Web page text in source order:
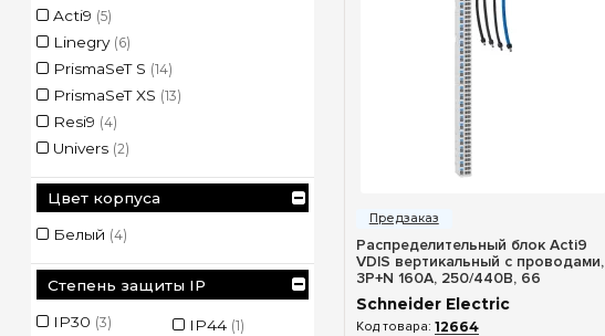
Распределительный блок Acti9
VDIS вертикальный с проводами,
3P+N 160A, 250/440В, 66
выходов, Schneider Electric
A9XPK715
Schneider Electric
12664
Acti9 (5)
Linegry (6)
PrismaSeT S (14)
PrismaSeT XS (13)
Resi9 (4)
Univers (2)
Цвет корпуса
Белый (4)
Степень защиты IP
IP30 (3) IP44 (1)